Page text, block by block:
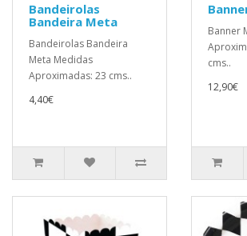
Bandeirolas
Bandeira Meta
Bandeirolas Bandeira
Meta Medidas
Aproximadas: 23 cms..
4,40€
Banner
cms..
12,90€